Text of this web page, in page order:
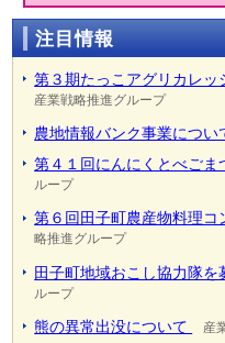
注目情報
第３期たっこアグリカレ
産業戦略推進グループ
農地情報バンク事業につい
第４１回にんにくとべごま
ループ
第６回田子町農産物料理コ
略推進グループ
田子町地域おこし協力隊を
ループ
熊の異常出没について
産